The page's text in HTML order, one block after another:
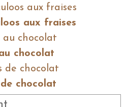
aux fraises
chocolat
chocolat